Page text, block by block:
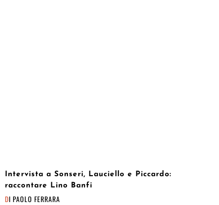
Intervista a Sonseri, Lauciello e Piccardo:
raccontare Lino Banfi
DI PAOLO FERRARA